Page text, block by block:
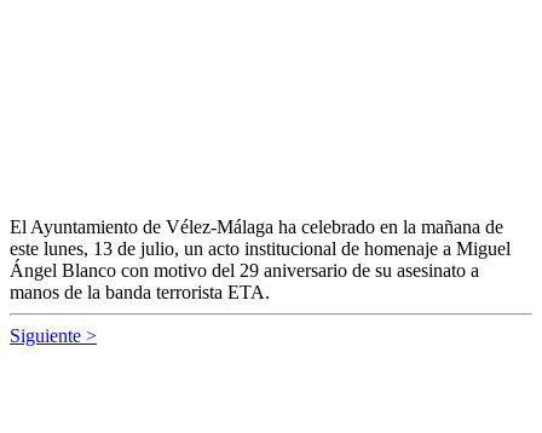
El Ayuntamiento de Vélez-Málaga ha celebrado en la mañana de
este lunes, 13 de julio, un acto institucional de homenaje a Miguel
Ángel Blanco con motivo del 29 aniversario de su asesinato a
manos de la banda terrorista ETA.
Siguiente >